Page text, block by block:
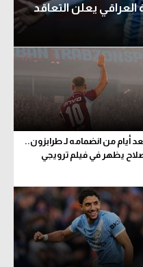
يعلن التعاقد
أيام من انضمامه لـ طرابزون..
يظهر في فيلم ترويجي